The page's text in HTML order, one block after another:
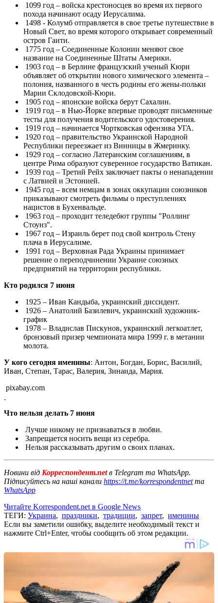
1099 год – войска крестоносцев во время их первого
похода начинают осаду Иерусалима.
1498 - Колумб отправляется в свое третье путешествие в
Новый Свет, во время которого открывает современный
остров Гаити.
1775 год – Соединенные Колонии меняют свое
название на Соединенные Штаты Америки.
1903 год – в Берлине французский ученый Кюри
объявляет об открытии нового химического элемента –
полония, названного в честь родины его жены-польки
Марии Склодовской-Кюри.
1905 год – японские войска берут Сахалин.
1919 год – в Нью-Йорке впервые проводят письменные
тесты для получения водительского удостоверения.
1919 год – начинается Чортковская офензива УГА.
1920 год – правительство Украинской Народной
Республики переезжает из Винницы в Жмеринку.
1929 год – согласно Латеранским соглашениям, в
центре Рима образуют суверенное государство Ватикан.
1939 год – Третий Рейх заключает пакты о ненападении
с Латвией и Эстонией.
1945 год – всем немцам в зонах оккупации союзников
приказывают смотреть фильмы о преступлениях
нацистов в Бухенвальде.
1963 год – проходит теледебют группы "Роллинг
Стоунз".
1967 год – Израиль берет под свой контроль Стену
плача в Иерусалиме.
1991 год – Верховная Рада Украины принимает
решение о переподчинении Украине союзных
предприятий на территории республики.
Кто родился 7 июня
1925 – Иван Кандыба, украинский диссидент.
1926 – Анатолий Базилевич, украинский художник-
график
1978 – Владислав Пискунов, украинский легкоатлет,
бронзовый призер чемпионата мира 1999 г. в метании
молота.
У кого сегодня именины: Антон, Богдан, Борис, Василий,
Иван, Степан, Тарас, Валерия, Зинаида, Мария.
pixabay.com
Что нельзя делать 7 июня
Лучше никому не признаваться в любви.
Запрещается носить вещи из серебра.
Нельзя рассказывать другим о своих планах.
Новини від Корреспондент.netв Telegram та WhatsApp.
Підписуйтесь на наші канали https://t.me/korrespondentnetта
WhatsApp
Читайте Korrespondent.net в Google News
ТЕГИ: Украина, праздники, традиции, запрет, именины
Если вы заметили ошибку, выделите необходимый текст и
нажмите Ctrl+Enter, чтобы сообщить об этом редакции.